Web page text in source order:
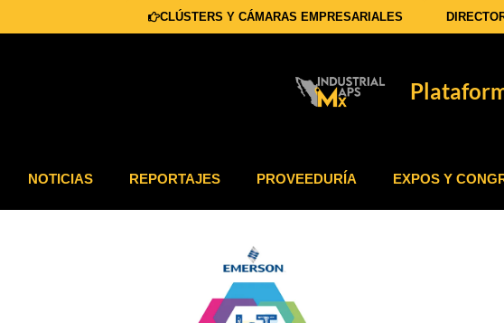
CLÚSTERS Y CÁMARAS EMPRESARIALES
NOTICIAS REPORTAJES PROVEEDURÍA EXPOS Y